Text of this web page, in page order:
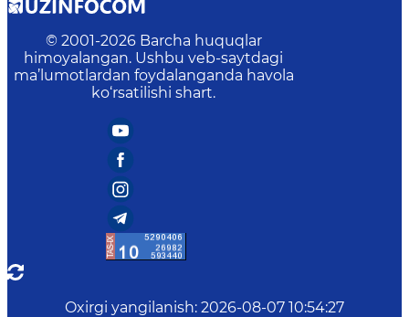
© 2001-2026 Barcha huquqlar
himoyalangan. Ushbu veb-saytdagi
ma’lumotlardan foydalanganda havola
ko‘rsatilishi shart.
Oxirgi yangilanish: 2026-08-07 10:54:27